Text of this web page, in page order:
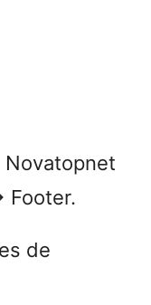
Novatopnet
Footer.
de